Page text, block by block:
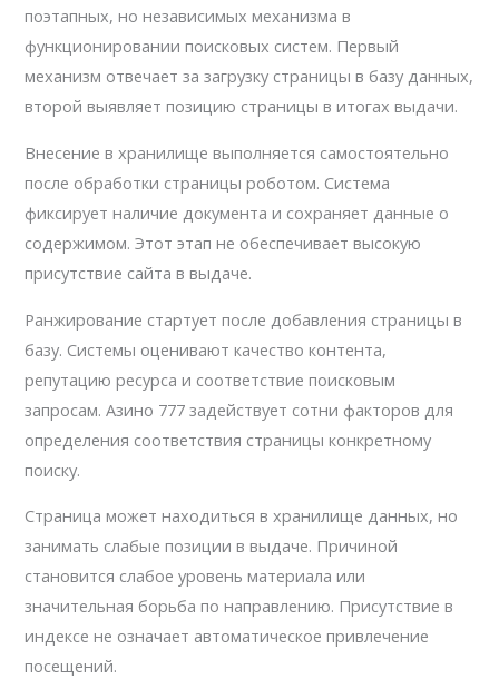
поэтапных, но независимых механизма в
функционировании поисковых систем. Первый
механизм отвечает за загрузку страницы в базу данных,
второй выявляет позицию страницы в итогах выдачи.
Внесение в хранилище выполняется самостоятельно
после обработки страницы роботом. Система
фиксирует наличие документа и сохраняет данные о
содержимом. Этот этап не обеспечивает высокую
присутствие сайта в выдаче.
Ранжирование стартует после добавления страницы в
базу. Системы оценивают качество контента,
репутацию ресурса и соответствие поисковым
запросам. Азино 777 задействует сотни факторов для
определения соответствия страницы конкретному
поиску.
Страница может находиться в хранилище данных, но
занимать слабые позиции в выдаче. Причиной
становится слабое уровень материала или
значительная борьба по направлению. Присутствие в
индексе не означает автоматическое привлечение
посещений.